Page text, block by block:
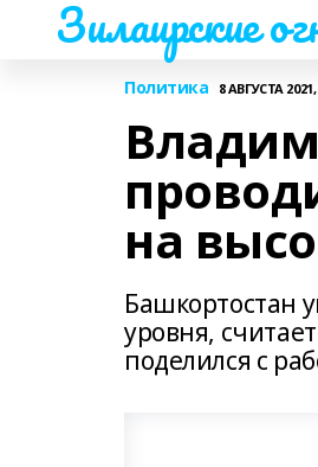
Зилаирские
Политика 8 АВГУСТА 2021,
на
Башкортостан
уровня,
поделился с